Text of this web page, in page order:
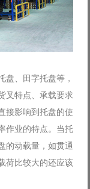
、田字托盘等，
叉特点、承载要求
接影响到托盘的使
作业的特点。当托
的动载量，如贯通
荷比较大的还应该